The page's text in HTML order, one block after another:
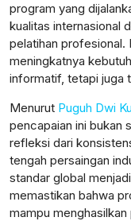
program yang
kualitas internasional
pelatihan profesional.
meningkatnya
informatif, tetapi juga
Menurut Puguh Dwi
pencapaian ini bukan
refleksi dari
tengah persaingan
standar global
memastikan bahwa
mampu